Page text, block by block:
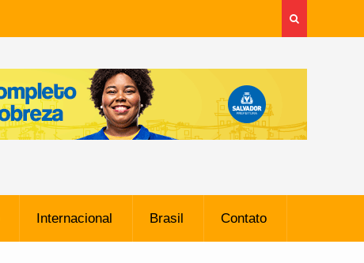
Internacional Brasil Contato